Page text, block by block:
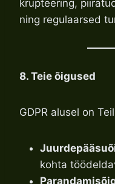
krüpteering,
ning regulaarsed
8. Teie õigused
GDPR alusel on
kohta